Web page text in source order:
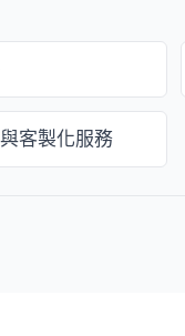
客製化服務